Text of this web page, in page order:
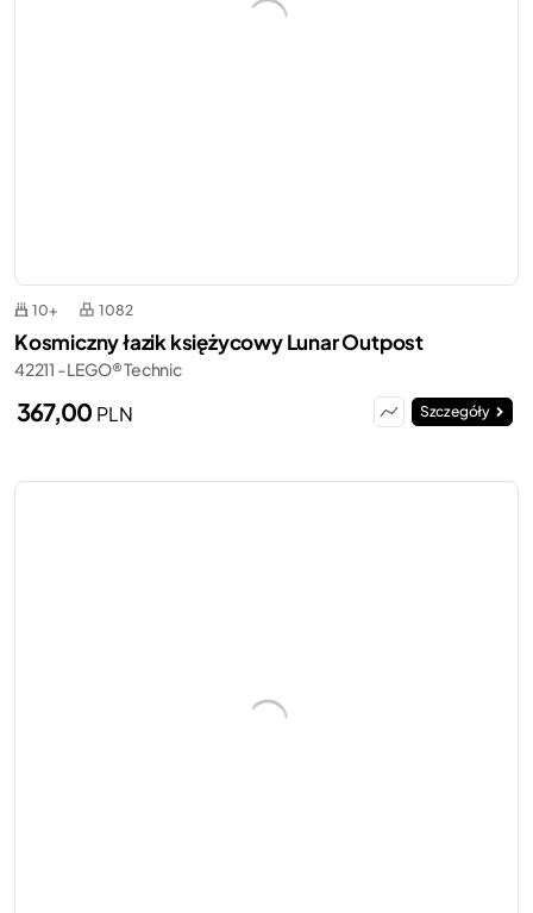
10+ 1082
Kosmiczny łazik księżycowy Lunar Outpost
42211 - LEGO® Technic
367,00 PLN Szczegóły